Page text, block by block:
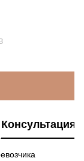
Консультация